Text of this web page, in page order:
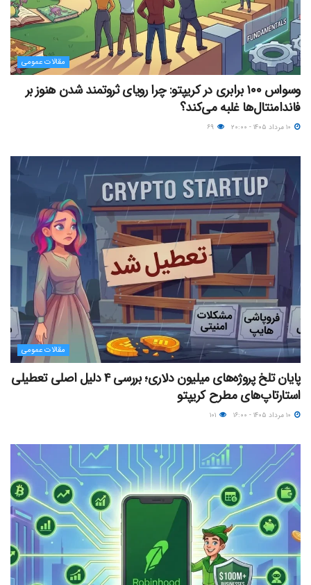
مقالات عمومی
وسواس ۱۰۰ برابری در کریپتو: چرا رویای ثروتمند شدن هنوز بر
فاندامنتال‌ها غلبه می‌کند؟
مقالات عمومی
پایان تلخ پروژه‌های میلیون دلاری؛ بررسی ۴ دلیل اصلی تعطیلی
استارتاپ‌های مطرح کریپتو